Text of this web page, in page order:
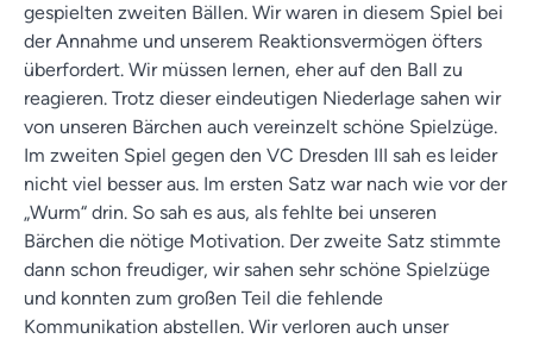
gespielten zweiten Bällen. Wir waren in diesem Spiel bei
der Annahme und unserem Reaktionsvermögen öfters
überfordert. Wir müssen lernen, eher auf den Ball zu
reagieren. Trotz dieser eindeutigen Niederlage sahen wir
von unseren Bärchen auch vereinzelt schöne Spielzüge.
Im zweiten Spiel gegen den VC Dresden III sah es leider
nicht viel besser aus. Im ersten Satz war nach wie vor der
„Wurm“ drin. So sah es aus, als fehlte bei unseren
Bärchen die nötige Motivation. Der zweite Satz stimmte
dann schon freudiger, wir sahen sehr schöne Spielzüge
und konnten zum großen Teil die fehlende
Kommunikation abstellen. Wir verloren auch unser